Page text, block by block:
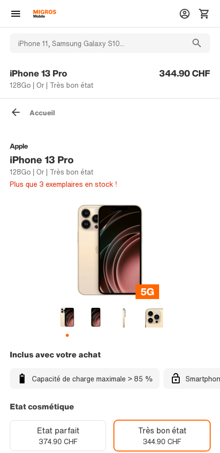
iPhone 13 Pro
128Go | Or | Très bon état
344.90 CHF
Accueil
Apple
iPhone 13 Pro
128Go | Or | Très bon état
Plus que 3 exemplaires en stock !
Inclus avec votre achat
Capacité de charge maximale > 85 %
Etat cosmétique
Etat parfait
374.90 CHF
Très bon état
344.90 CHF